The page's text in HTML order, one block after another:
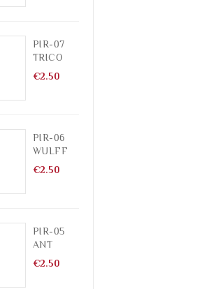
PIR-07
TRICO
€2.50
PIR-06
WULFF
€2.50
PIR-05
ANT
€2.50